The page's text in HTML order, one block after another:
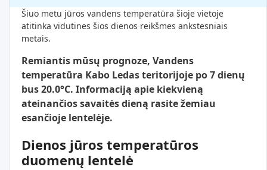
Šiuo metu jūros vandens temperatūra šioje vietoje
atitinka vidutines šios dienos reikšmes ankstesniais
metais.
Remiantis mūsų prognoze, Vandens
temperatūra Kabo Ledas teritorijoje po 7 dienų
bus 20.0°C. Informaciją apie kiekvieną
ateinančios savaitės dieną rasite žemiau
esančioje lentelėje.
Dienos jūros temperatūros
duomenų lentelė